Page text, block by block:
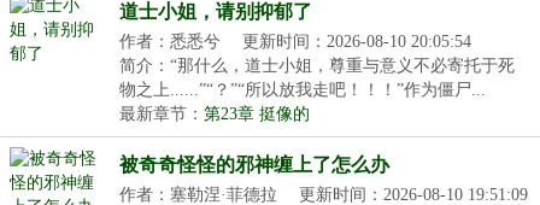
道士小姐，请别抑郁了
作者：悉悉兮
更新时间：2026-08-10 20:05:54
简介：“那什么，道士小姐，尊重与意义不必寄托于死
物之上......”“？”“所以放我走吧！！！”作为僵尸...
最新章节： 第23章 挺像的
被奇奇怪怪的邪神缠上了怎么办
作者：塞勒涅·菲德拉
更新时间：2026-08-10 19:51:09